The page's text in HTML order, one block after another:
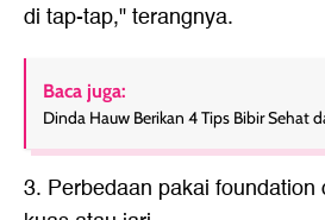
di tap-tap," terangnya.
Baca juga:
Dinda Hauw Berikan 4 Tips Bibir Sehat
3. Perbedaan pakai foundation